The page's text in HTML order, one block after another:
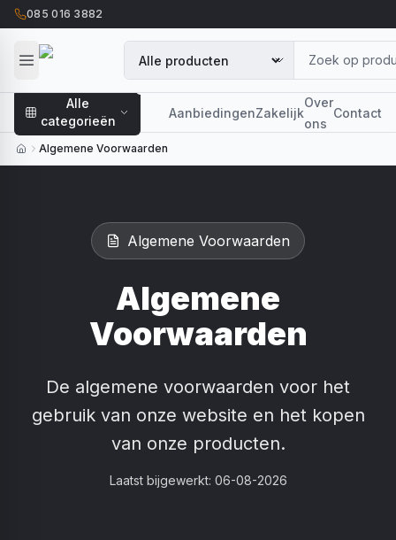
085 016 3882
Alle
categorieën
AanbiedingenZakelijk
Over
ons
Contact
Algemene Voorwaarden
Algemene Voorwaarden
Algemene
Voorwaarden
De algemene voorwaarden voor het
gebruik van onze website en het kopen
van onze producten.
Laatst bijgewerkt: 06-08-2026